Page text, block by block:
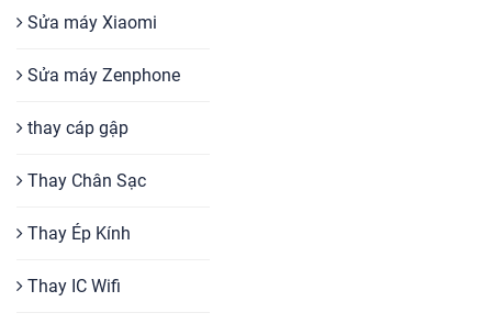
Sửa máy Xiaomi
Sửa máy Zenphone
thay cáp gập
Thay Chân Sạc
Thay Ép Kính
Thay IC Wifi